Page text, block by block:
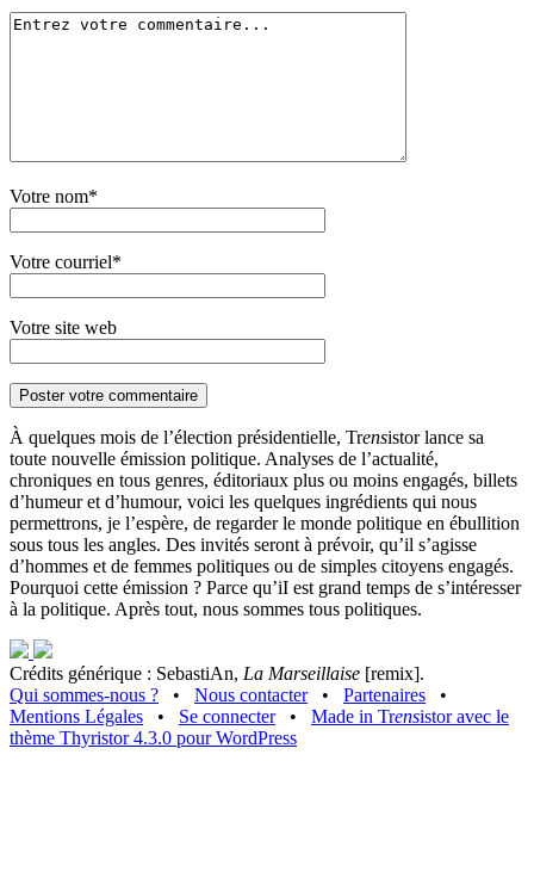
Votre nom*
Votre courriel*
Votre site web
À quelques mois de l’élection présidentielle, Trensistor lance sa
toute nouvelle émission politique. Analyses de l’actualité,
chroniques en tous genres, éditoriaux plus ou moins engagés, billets
d’humeur et d’humour, voici les quelques ingrédients qui nous
permettrons, je l’espère, de regarder le monde politique en ébullition
sous tous les angles. Des invités seront à prévoir, qu’il s’agisse
d’hommes et de femmes politiques ou de simples citoyens engagés.
Pourquoi cette émission ? Parce qu’iI est grand temps de s’intéresser
à la politique. Après tout, nous sommes tous politiques.
Crédits générique : SebastiAn, La Marseillaise [remix].
Qui sommes-nous ?
• Nous contacter • Partenaires
•
Mentions Légales
• Se connecter • Made in Trensistor avec le
thème Thyristor 4.3.0 pour WordPress